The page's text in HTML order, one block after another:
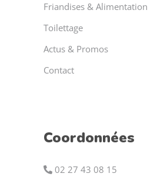
Friandises & Alimentation
Toilettage
Actus & Promos
Contact
Coordonnées
02 27 43 08 15